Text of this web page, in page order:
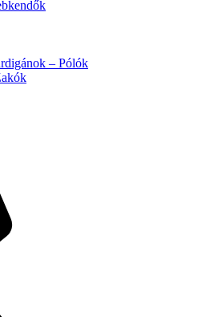
– Pólók